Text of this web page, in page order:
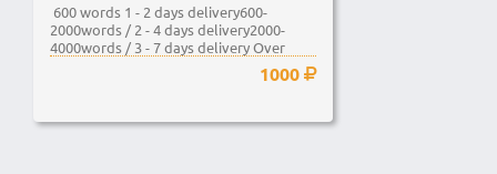
600 words 1 - 2 days delivery600-
2000words / 2 - 4 days delivery2000-
4000words / 3 - 7 days delivery Over
1000